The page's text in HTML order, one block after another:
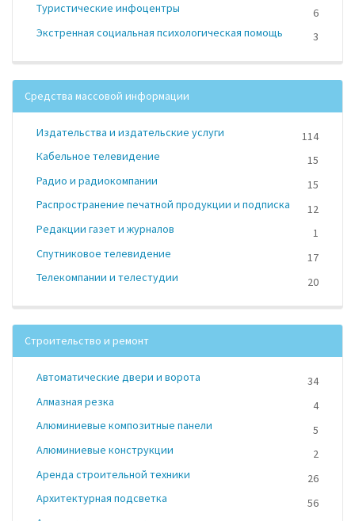
Туристические инфоцентры
6
Экстренная социальная психологическая помощь
3
Средства массовой информации
Издательства и издательские услуги
114
Кабельное телевидение
15
Радио и радиокомпании
15
Распространение печатной продукции и подписка
12
Редакции газет и журналов
1
Спутниковое телевидение
17
Телекомпании и телестудии
20
Строительство и ремонт
Автоматические двери и ворота
34
Алмазная резка
4
Алюминиевые композитные панели
5
Алюминиевые конструкции
2
Аренда строительной техники
26
Архитектурная подсветка
56